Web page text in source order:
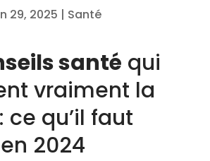
29, 2025 | Santé
santé qui
vraiment la
ce qu’il faut
2024